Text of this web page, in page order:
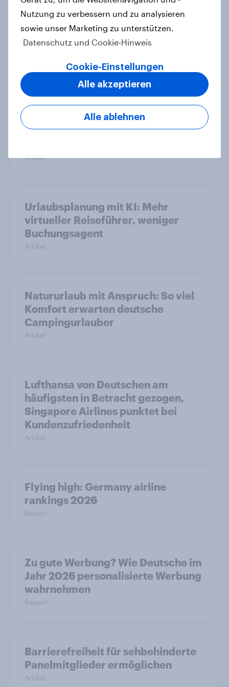
und Nivea führen NPS-Ranking an
Artikel
Maßgeschneiderte Reisen per
Prompt: Was Urlauber von
personalisierter KI erwarten, und
welche KI-Tools bei der
Reiseplanung bereits genutzt
Artikel
Urlaubsplanung mit KI: Mehr
virtueller Reiseführer, weniger
Buchungsagent
Artikel
Natururlaub mit Anspruch: So viel
Komfort erwarten deutsche
Campingurlauber
Artikel
Lufthansa von Deutschen am
häufigsten in Betracht gezogen,
Singapore Airlines punktet bei
Kundenzufriedenheit
Artikel
Flying high: Germany airline
rankings 2026
Report
Zu gute Werbung? Wie Deutsche im
Jahr 2026 personalisierte Werbung
wahrnehmen
Report
Barrierefreiheit für sehbehinderte
Panelmitglieder ermöglichen
Artikel
Nutzung zu verbessern und zu analysieren
sowie unser Marketing zu unterstützen.
Datenschutz und Cookie-Hinweis
Cookie-Einstellungen
Alle ablehnen
Alle akzeptieren